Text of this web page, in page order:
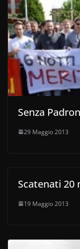
Senza
29 Maggio 2013
Scatenati 20
19 Maggio 2013